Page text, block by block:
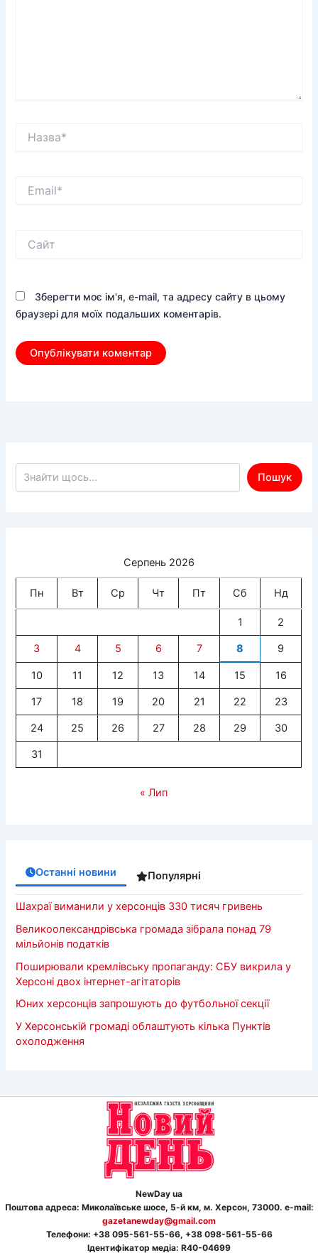
Зберегти моє ім'я, e-mail, та адресу сайту в цьому
браузері для моїх подальших коментарів.
Пошук
Серпень 2026
Пн Вт Ср Чт Пт Сб Нд
1 2
3 4 5 6 7 8 9
10 11 12 13 14 15 16
17 18 19 20 21 22 23
24 25 26 27 28 29 30
31
« Лип
Останні новини Популярні
Шахраї виманили у херсонців 330 тисяч гривень
Великоолександрівська громада зібрала понад 79
мільйонів податків
Поширювали кремлівську пропаганду: СБУ викрила у
Херсоні двох інтернет-агітаторів
Юних херсонців запрошують до футбольної секції
У Херсонській громаді облаштують кілька Пунктів
охолодження
NewDay ua
Поштова адреса: Миколаївське шосе, 5-й км, м. Херсон, 73000. e-mail:
gazetanewday@gmail.com
Телефони: +38 095-561-55-66, +38 098-561-55-66
Ідентифікатор медіа: R40-04699